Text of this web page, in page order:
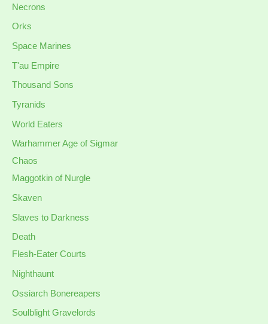
Necrons
Orks
Space Marines
T'au Empire
Thousand Sons
Tyranids
World Eaters
Warhammer Age of Sigmar
Chaos
Maggotkin of Nurgle
Skaven
Slaves to Darkness
Death
Flesh-Eater Courts
Nighthaunt
Ossiarch Bonereapers
Soulblight Gravelords